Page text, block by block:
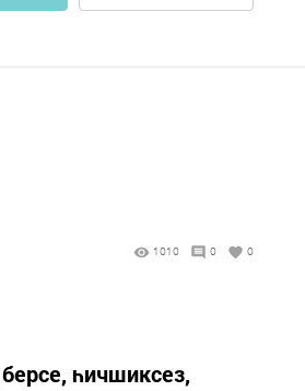
1010 0 0
һичшиксез,